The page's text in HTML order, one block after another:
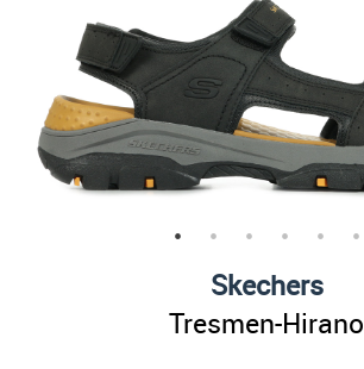
Skechers
Tresmen-Hirano